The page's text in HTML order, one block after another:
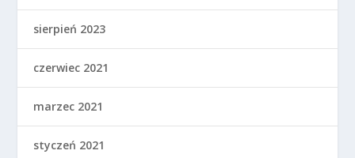
sierpień 2023
czerwiec 2021
marzec 2021
styczeń 2021